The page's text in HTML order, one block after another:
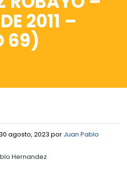
2011 –
69)
agosto, 2023 por Juan Pablo
Hernandez